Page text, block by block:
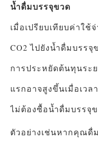
น้ำดื่มบรรจุขวด
เมื่อเปรียบเทียบค่าใช้
CO2 ไปยังน้ำดื่มบรร
การประหยัดต้นทุนระ
แรกอาจสูงขึ้นเมื่อเว
ไม่ต้องซื้อน้ำดื่มบรรจุ
ตัวอย่างเช่นหากคุณ